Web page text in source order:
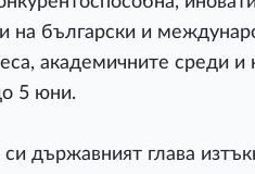
на български и
академичните среди
5 юни.
си държавният глава